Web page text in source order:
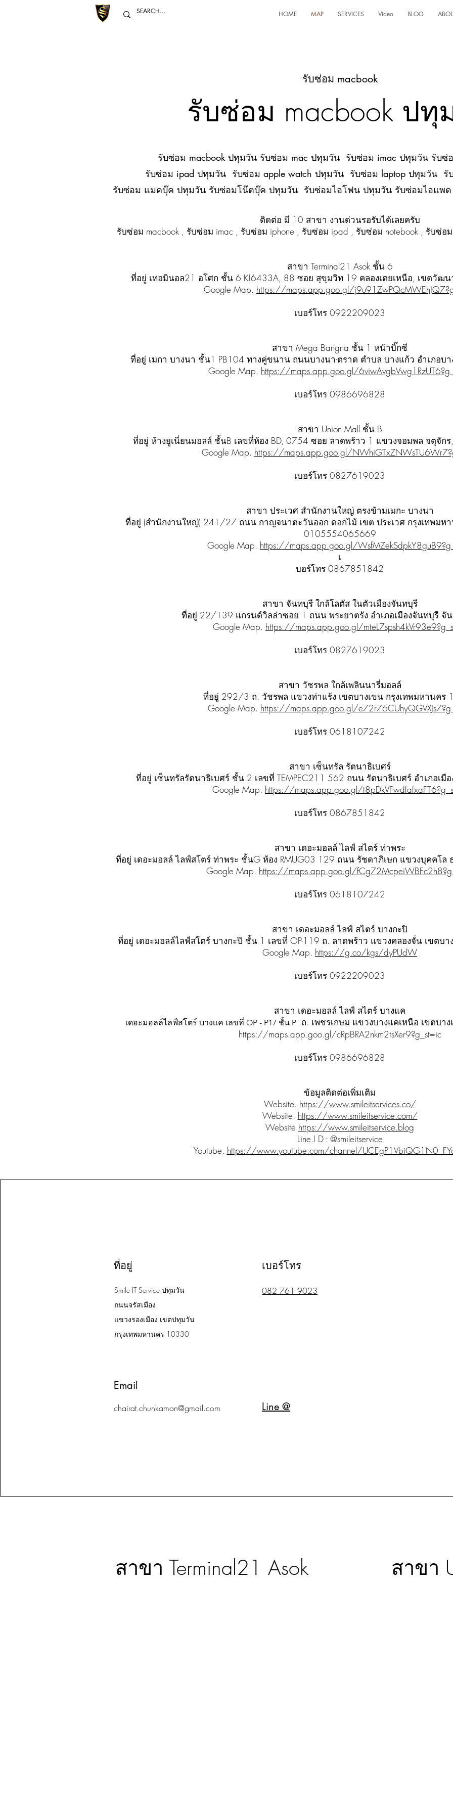
HOME MAP SERVICES Video BLOG
รับซ่อม macbook
รับซ่อม macbook ปทุ
รับซ่อม macbook ปทุมวัน รับซ่อม mac ปทุมวัน รับซ่อม imac ปทุมวัน รับซ่
รับซ่อม ipad ปทุมวัน รับซ่อม apple watch ปทุมวัน รับซ่อม laptop ปทุมวัน รั
รับซ่อม แมคบุ๊ค ปทุมวัน รับซ่อมโน๊ตบุ๊ค ปทุมวัน รับซ่อมไอโฟน ปทุมวัน รับซ่อมไอแพ
ติดต่อ มี 10 สาขา งานด่วนรอรับได้เลยครับ
รับซ่อม macbook , รับซ่อม imac , รับซ่อม iphone , รับซ่อม ipad , รับซ่อม notebook , รับซ่อ
สาขา Terminal21 Asok ชั้น 6
ที่อยู่ เทอมินอล21 อโศก ชั้น 6 KI6433A, 88 ซอย สุขุมวิท 19 คลองเตยเหนือ, เขตวัฒ
Google Map. https://maps.app.goo.gl/
เบอร์โทร 0922209023
สาขา Mega Bangna ชั้น 1 หน้าบิ๊กซี
ที่อยู่ เมกา บางนา ชั้น1 PB104 ทางคู่ขนาน ถนนบางนา-ตราด ตำบล บางแก้ว อำเภอบ
Google Map. https://maps.app.goo.gl/
เบอร์โทร 0986696828
สาขา Union Mall ชั้น B
ที่อยู่ ห้างยูเนี่ยนมอลล์ ชั้นB เลขที่ห้อง BD, 0754 ซอย ลาดพร้าว 1 แขวงจอมพล จตุจัก
Google Map. https://maps.app.goo.gl/
เบอร์โทร 0827619023
สาขา ประเวศ สำนักงานใหญ่ ตรงข้ามเมกะ บางนา
ที่อยู่ (สำนักงานใหญ่) 241/27 ถนน กาญจนาตะวันออก ดอกไม้ เขต ประเวศ กรุงเทพมห
0105554065669
Google Map. https://maps.app.goo.gl/
เ
บอร์โทร 0867851842
สาขา จันทบุรี ใกล้โลตัส ในตัวเมืองจันทบุรี
ที่อยู่ 22/139 แกรนด์วิลล่าซอย 1 ถนน พระยาตรัง อำเภอเมืองจันทบุรี จั
Google Map. https://maps.app.goo.gl/
เบอร์โทร 0827619023
สาขา วัชรพล ใกล้เพลินนารี่มอลล์
ที่อยู่ 292/3 ถ. วัชรพล แขวงท่าแร้ง เขตบางเขน กรุงเทพมหานคร
Google Map. https://maps.app.goo.gl/
เบอร์โทร 0618107242
สาขา เซ็นทรัล รัตนาธิเบศร์
ที่อยู่ เซ็นทรัลรัตนาธิเบศร์ ชั้น 2 เลขที่ TEMPEC211 562 ถนน รัตนาธิเบศร์ อำเภอเ
Google Map. https://maps.app.goo.gl/
เบอร์โทร 0867851842
สาขา เดอะมอลล์ ไลฟ์ สไตร์ ท่าพระ
ที่อยู่ เดอะมอลล์ ไลฟ์สโตร์ ท่าพระ ชั้นG ห้อง RMUG03 129 ถนน รัชดาภิเษก แขวงบุคคโล
Google Map. https://maps.app.goo.gl/
เบอร์โทร 0618107242
สาขา เดอะมอลล์ ไลฟ์ สไตร์ บางกะปิ
ที่อยู่ เดอะมอลล์ไลฟ์สโตร์ บางกะปิ ชั้น 1 เลขที่ OP-119 ถ. ลาดพร้าว แขวงคลองจั่น เขตบ
Google Map. https://g.co/kgs/dyPUdW
เบอร์โทร 0922209023
สาขา เดอะมอลล์ ไลฟ์ สไตร์ บางแค
เดอะมอลล์ไลฟ์สโตร์ บางเเค เลขที่ OP - P17 ชั้น Pถ. เพชรเกษม แขวงบางแคเหนือ เขตบา
https://maps.app.goo.gl/cRpBRA2nkm2tsXer9?g_st=ic
เบอร์โทร 0986696828
ข้อมูลติดต่อเพิ่มเติม
Website. https://www.smileitservices.co/
Website. https://www.smileitservice.com/
Website https://www.smileitservice.blog
Line.I D : @smileitservice
Youtube. https://www.youtube.com/channel/
ที่อยู่ เบอร์โทร
Smile IT Service ปทุมวัน
ถนนจรัสเมือง
แขวงรองเมือง เขตปทุมวัน
กรุงเทพมหานคร 10330
082 761 9023
Email
chairat.chunkamon@gmail.com Line @
สาขา Terminal21 Asok สาขา